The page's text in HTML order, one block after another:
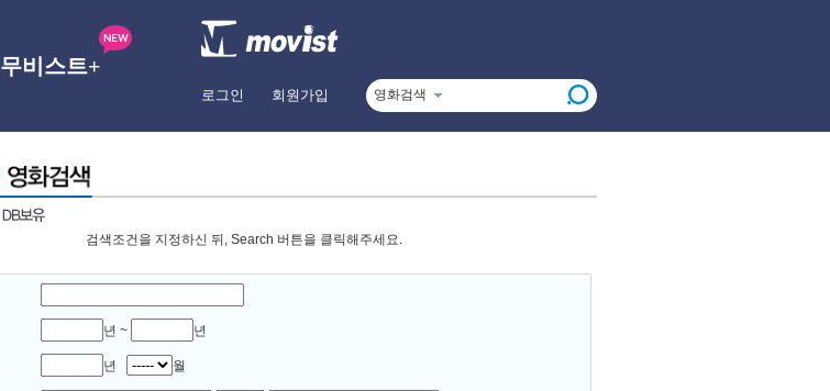
무비스트+
로그인 회원가입 영화검색
검색조건을 지정하신 뒤, Search 버튼을 클릭해주세요.
년 ~ 년
년 월